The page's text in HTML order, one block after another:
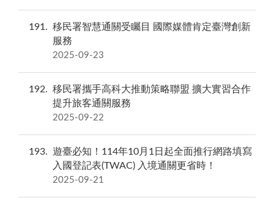
191
移民署智慧通關受矚目 國際媒體肯定臺灣創新
服務
2025-09-23
192
移民署攜手高科大推動策略聯盟 擴大實習合作
提升旅客通關服務
2025-09-22
193
遊臺必知！114年10月1日起全面推行網路填寫
入國登記表(TWAC) 入境通關更省時！
2025-09-21